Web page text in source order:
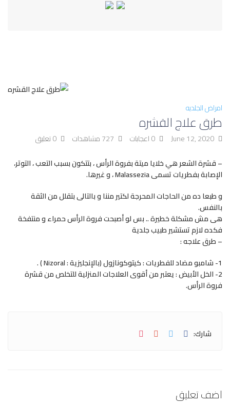
امراض الجلديه
طرق علاج القشره
June 12, 2020 0 اعجابات 727 مشاهدات
0 تعليق
– قشرة الشعر هي خلايا ميتة بفروة الرأس ، بتتكون بسبب التعب ، التوتر،
الإصابة بفطريات تسمى Malassezia ، و غيرها.
و طبعا ده من الحاجات المحرجة لكتير مننا و بالتالى بتقلل من الثقة
بالنفس.
هى مش مشكلة خطيرة .. بس لو أصبحت فروة الرأس حمراء و منتفخة
فكده لازم تستشير طبيب جلدية
– طرق علاجه :
1- شامبو مضاد للفطريات : كيتوكونازول (بالإنجليزية : Nizoral ) .
2- الخل الأبيض : يعتبر من أقوى العلاجات المنزلية للتخلص من قشرة
فروة الرأس.
شارك:
اضف تعليق